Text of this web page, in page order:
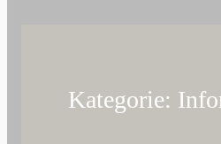
Kategorie: